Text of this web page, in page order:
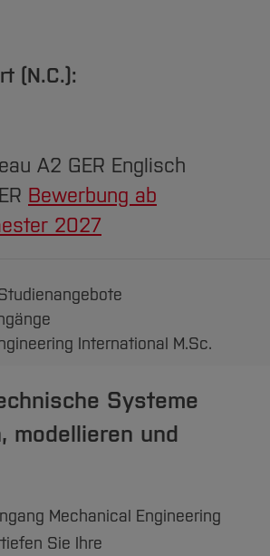
(N.C.):
A2 GER Englisch
Bewerbung ab
2027
International M.Sc.
Systeme
modellieren und
Mechanical Engineering
Sie Ihre